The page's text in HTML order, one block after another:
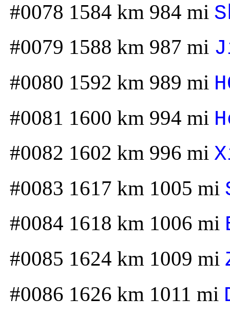
#0078 1584 km 984 mi
#0079 1588 km 987 mi
#0080 1592 km 989 mi
#0081 1600 km 994 mi
#0082 1602 km 996 mi
#0083 1617 km 1005 mi
#0084 1618 km 1006 mi
#0085 1624 km 1009 mi
#0086 1626 km 1011 mi